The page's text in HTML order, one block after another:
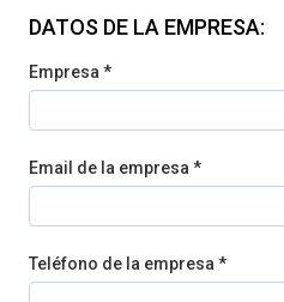
DATOS DE LA EMPRESA:
Empresa *
Email de la empresa *
Teléfono de la empresa *